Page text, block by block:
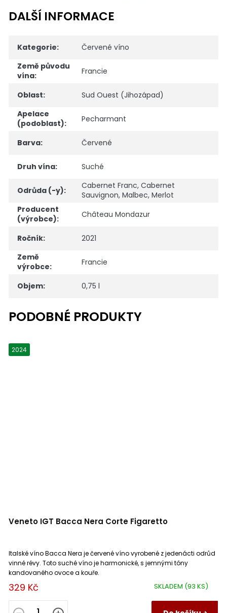
DALŠÍ INFORMACE
Kategorie:
Červené víno
Země původu
vína: Francie
Oblast:
Sud Ouest (Jihozápad)
Apelace
(podoblast): Pecharmant
Barva: Červené
Druh vína: Suché
Odrůda (-y): Cabernet Franc, Cabernet
Sauvignon, Malbec, Merlot
Producent
(výrobce): Château Mondazur
Ročník:
2021
Země
výrobce: Francie
Objem: 0,75 l
2024
Veneto IGT Bacca Nera Corte Figaretto
SKLADEM (93 KS)
329 Kč
Italské víno Bacca Nera je červené víno vyrobené z jedenácti odrůd
vinné révy. Toto suché víno je harmonické, s jemnými tóny
kandovaného ovoce a kouře.